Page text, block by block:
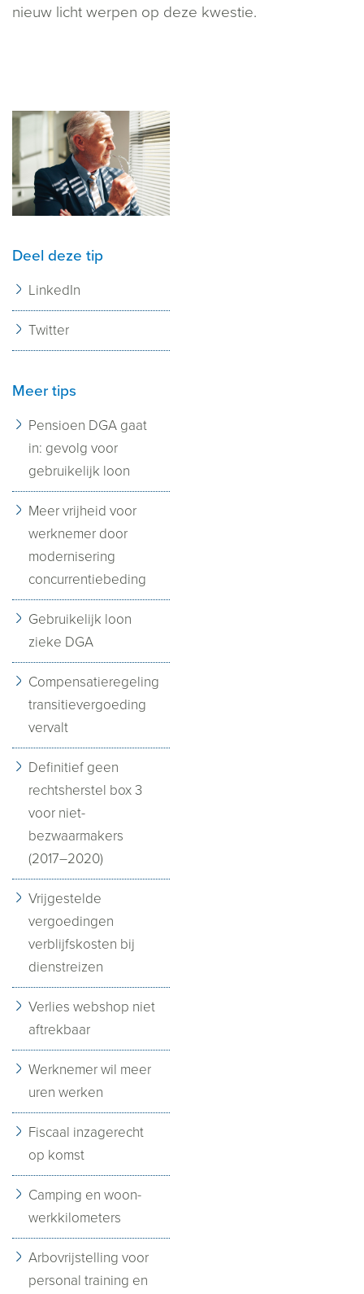
nieuw licht werpen op deze kwestie.
Deel deze tip
LinkedIn
Twitter
Meer tips
Pensioen DGA gaat
in: gevolg voor
gebruikelijk loon
Meer vrijheid voor
werknemer door
modernisering
concurrentiebeding
Gebruikelijk loon
zieke DGA
Compensatieregeling
transitievergoeding
vervalt
Definitief geen
rechtsherstel box 3
voor niet-
bezwaarmakers
(2017–2020)
Vrijgestelde
vergoedingen
verblijfskosten bij
dienstreizen
Verlies webshop niet
aftrekbaar
Werknemer wil meer
uren werken
Fiscaal inzagerecht
op komst
Camping en woon-
werkkilometers
Arbovrijstelling voor
personal training en